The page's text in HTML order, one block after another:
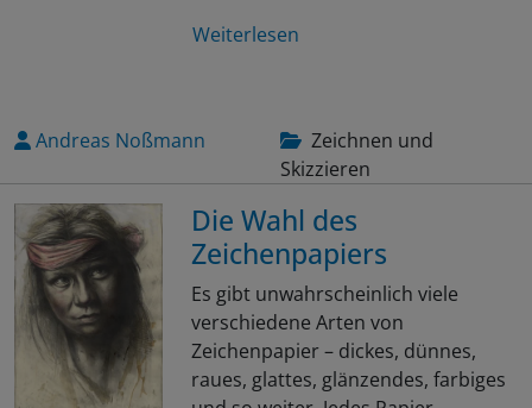
Weiterlesen
Andreas Noßmann
Zeichnen und
Skizzieren
Die Wahl des
Zeichenpapiers
Es gibt unwahrscheinlich viele
verschiedene Arten von
Zeichenpapier – dickes, dünnes,
raues, glattes, glänzendes, farbiges